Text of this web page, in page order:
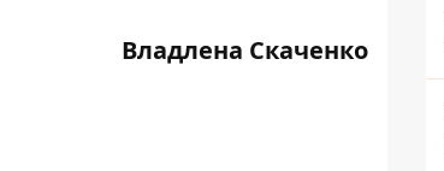
Владлена Скаченко